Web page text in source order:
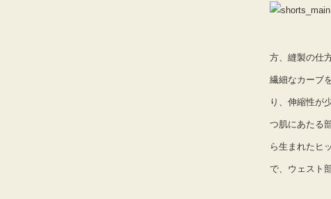
方、縫製の仕
繊細なカーブ
り、伸縮性が
つ肌にあたる
ら生まれたヒ
で、ウェスト